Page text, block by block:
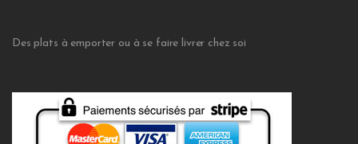
Des plats à emporter ou à se faire livrer chez soi